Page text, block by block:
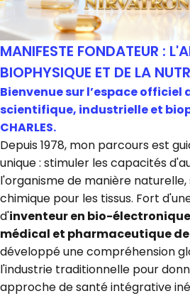
MANIFESTE FONDATEUR :
BIOPHYSIQUE ET DE LA
Bienvenue sur l’espace officiel
scientifique, industrielle et
CHARLES.
Depuis 1978, mon parcours est
unique : stimuler les capacités
l'organisme de manière naturelle,
chimique pour les tissus. Fort
d'inventeur en bio-électronique
médical et pharmaceutique
développé une compréhension
l'industrie traditionnelle pour
approche de santé intégrative